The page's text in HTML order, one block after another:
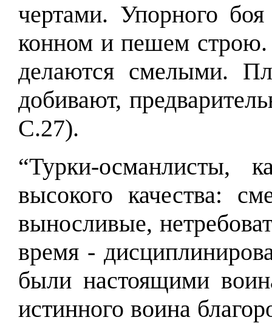
чертами. Упорного
конном и пешем
делаются смелыми.
добивают,
С.27).
“Турки-османлисты,
высокого качества:
выносливые,
время -
были настоящими
истинного воина